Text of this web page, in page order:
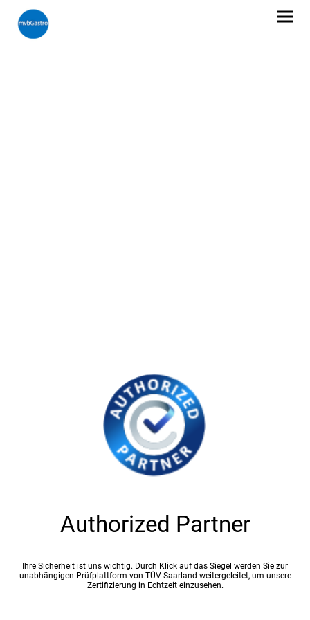
Authorized Partner
Ihre Sicherheit ist uns wichtig. Durch Klick auf das Siegel werden Sie zur
unabhängigen Prüfplattform von TÜV Saarland weitergeleitet, um unsere
Zertifizierung in Echtzeit einzusehen.